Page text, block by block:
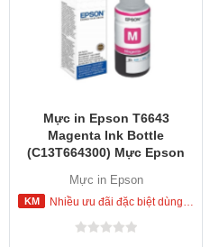
Mực in Epson T6643
Magenta Ink Bottle
(C13T664300) Mực Epson
Mực in Epson
Nhiều ưu đãi đặc biệt dùng cho khách hàng đặt mua ngay trong hôm nay